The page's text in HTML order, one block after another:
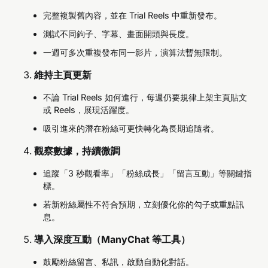
完整複製舊內容，並在 Trial Reels 中重新發布。
測試不同鉤子、字幕、畫面開頭與長度。
一週可多次重複發布同一影片，演算法暫無限制。
維持主頁更新
不論 Trial Reels 如何進行，每週仍要規律上架主頁貼文
或 Reels，展現活躍度。
吸引進來的潛在粉絲可更快轉化為長期追隨者。
觀察數據，持續微調
追蹤「3 秒觀看率」「粉絲成長」「留言互動」等關鍵指
標。
若新粉絲屬性不符合預期，立刻優化你的勾子或重點訊
息。
導入深度互動（ManyChat 等工具）
鼓勵粉絲留言、私訊，啟動自動化對話。